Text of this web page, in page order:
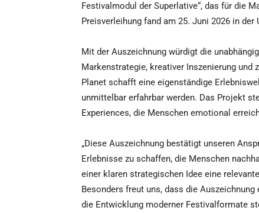
Festivalmodul der Superlative“, das für die
Preisverleihung fand am 25. Juni 2026 in
Mit der Auszeichnung würdigt die
Markenstrategie, kreativer Inszenierung
Planet schafft eine eigenständige
unmittelbar erfahrbar werden. Das Projekt
Experiences, die Menschen emotional
„Diese Auszeichnung bestätigt unseren
Erlebnisse zu schaffen, die Menschen
einer klaren strategischen Idee eine
Besonders freut uns, dass die
die Entwicklung moderner Festivalformate